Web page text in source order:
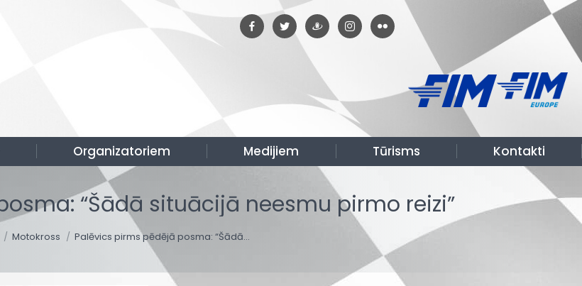
Organizatoriem Medijiem Tūrisms Kontakti
“Šādā situācijā neesmu pirmo reizi”
here:
Motokross Palēvics pirms pēdējā posma: “Šādā…